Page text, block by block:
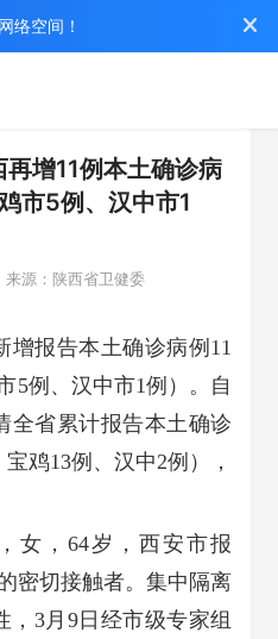
络空间！
增11例本土确诊病
市5例、汉中市1
来源：陕西省卫健委
增报告本土确诊病例11
5例、汉中市1例）。自
全省累计报告本土确诊
鸡13例、汉中2例），
女，64岁，西安市报
密切接触者。集中隔离
3月9日经市级专家组